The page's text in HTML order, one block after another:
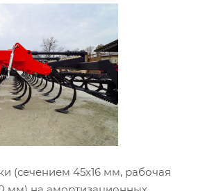
(сечением 45х16 мм, рабочая